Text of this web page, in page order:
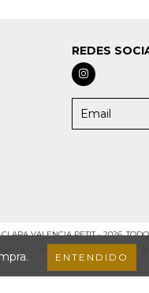
ENTENDIDO
REDES
VALENCIA PETIT - 2026.
RECLAMOS